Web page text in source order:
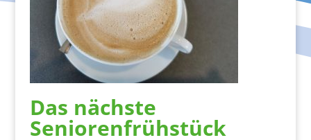
Das nächste
Seniorenfrühstück